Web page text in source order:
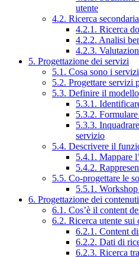
utente
4.2. Ricerca secondaria
4.2.1. Ricerca
4.2.2. Analisi
4.2.3.
5. Progettazione dei servizi
5.1. Cosa sono i
5.2. Progettare servizi
5.3. Definire il
5.3.1.
5.3.2.
5.3.3.
servizio
5.4. Descrivere il
5.4.1. Mappare
5.4.2.
5.5. Co-progettare le
5.5.1.
6. Progettazione dei contenuti
6.1. Cos’è il content
6.2. Ricerca utente
6.2.1. Content
6.2.2. Dati di
6.2.3. Ricerca